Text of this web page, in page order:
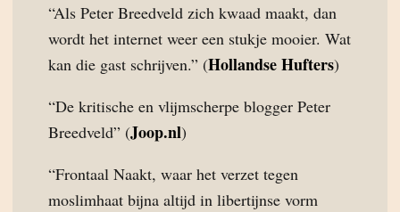
“Als Peter Breedveld zich kwaad maakt, dan
wordt het internet weer een stukje mooier. Wat
kan die gast schrijven.” (Hollandse Hufters)
“De kritische en vlijmscherpe blogger Peter
Breedveld” (Joop.nl)
“Frontaal Naakt, waar het verzet tegen
moslimhaat bijna altijd in libertijnse vorm